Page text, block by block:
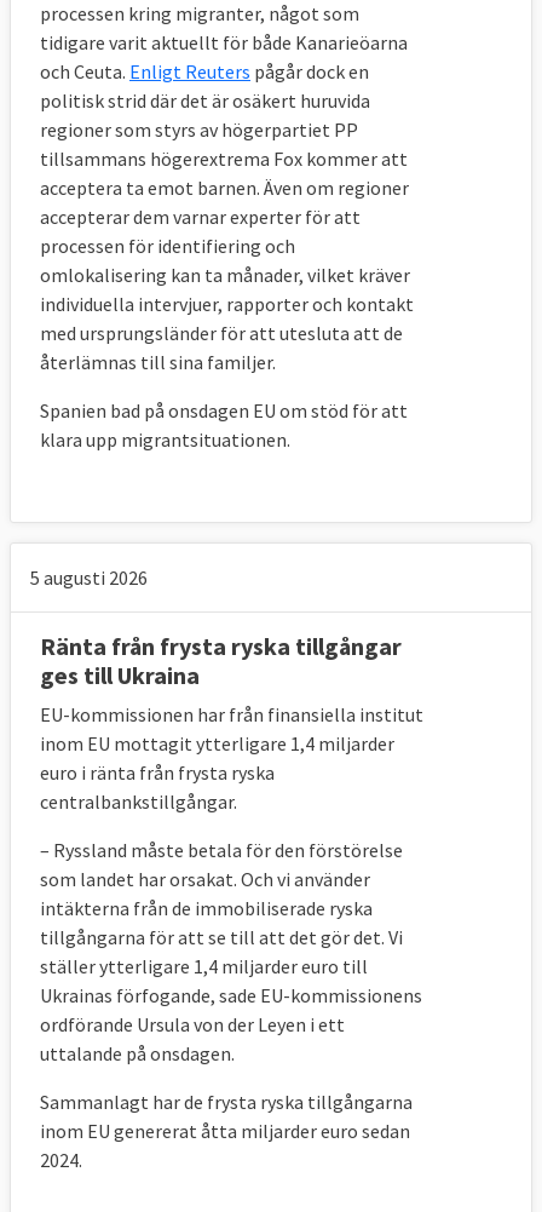
processen kring migranter, något som
tidigare varit aktuellt för både Kanarieöarna
och Ceuta. Enligt Reuters pågår dock en
politisk strid där det är osäkert huruvida
regioner som styrs av högerpartiet PP
tillsammans högerextrema Fox kommer att
acceptera ta emot barnen. Även om regioner
accepterar dem varnar experter för att
processen för identifiering och
omlokalisering kan ta månader, vilket kräver
individuella intervjuer, rapporter och kontakt
med ursprungsländer för att utesluta att de
återlämnas till sina familjer.
Spanien bad på onsdagen EU om stöd för att
klara upp migrantsituationen.
5 augusti 2026
Ränta från frysta ryska tillgångar
ges till Ukraina
EU-kommissionen har från finansiella institut
inom EU mottagit ytterligare 1,4 miljarder
euro i ränta från frysta ryska
centralbankstillgångar.
– Ryssland måste betala för den förstörelse
som landet har orsakat. Och vi använder
intäkterna från de immobiliserade ryska
tillgångarna för att se till att det gör det. Vi
ställer ytterligare 1,4 miljarder euro till
Ukrainas förfogande, sade EU-kommissionens
ordförande Ursula von der Leyen i ett
uttalande på onsdagen.
Sammanlagt har de frysta ryska tillgångarna
inom EU genererat åtta miljarder euro sedan
2024.